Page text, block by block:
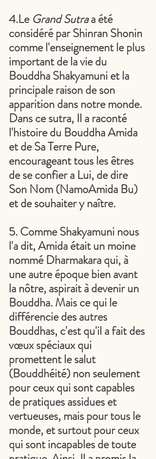
4.Le Grand Sutra a été
considéré par Shinran Shonin
comme l'enseignement le plus
important de la vie du
Bouddha Shakyamuni et la
principale raison de son
apparition dans notre monde.
Dans ce sutra, Il a raconté
l'histoire du Bouddha Amida
et de Sa Terre Pure,
encourageant tous les êtres
de se confier a Lui, de dire
Son Nom (NamoAmida Bu)
et de souhaiter y naître.
5. Comme Shakyamuni nous
l'a dit, Amida était un moine
nommé Dharmakara qui, à
une autre époque bien avant
la nôtre, aspirait à devenir un
Bouddha. Mais ce qui le
différencie des autres
Bouddhas, c'est qu'il a fait des
vœux spéciaux qui
promettent le salut
(Bouddhéité) non seulement
pour ceux qui sont capables
de pratiques assidues et
vertueuses, mais pour tous le
monde, et surtout pour ceux
qui sont incapables de toute